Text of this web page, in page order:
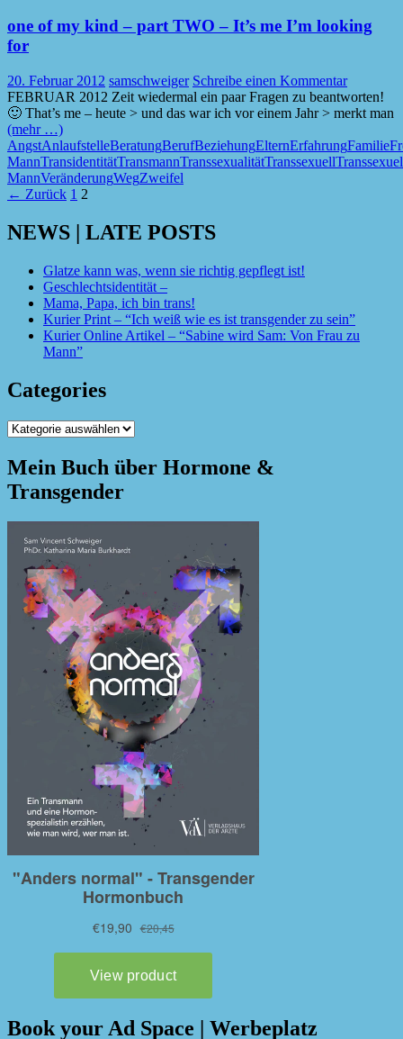
one of my kind – part TWO – It’s me I’m looking
for
20. Februar 2012 samschweiger Schreibe einen Kommentar
FEBRUAR 2012 Zeit wiedermal ein paar Fragen zu beantworten!
🙂 That’s me – heute > und das war ich vor einem Jahr > merkt man
(mehr …)
AngstAnlaufstelleBeratungBerufBeziehungElternErfahrungFamilie
MannTransidentitätTransmannTranssexualitätTranssexuell
MannVeränderungWegZweifel
Beitragsnavigation
← Zurück 1 2
NEWS | LATE POSTS
Glatze kann was, wenn sie richtig gepflegt ist!
Geschlechtsidentität –
Mama, Papa, ich bin trans!
Kurier Print – “Ich weiß wie es ist transgender zu sein”
Kurier Online Artikel – “Sabine wird Sam: Von Frau zu
Mann”
Categories
Categories
Mein Buch über Hormone &
Transgender
Book your Ad Space | Werbeplatz